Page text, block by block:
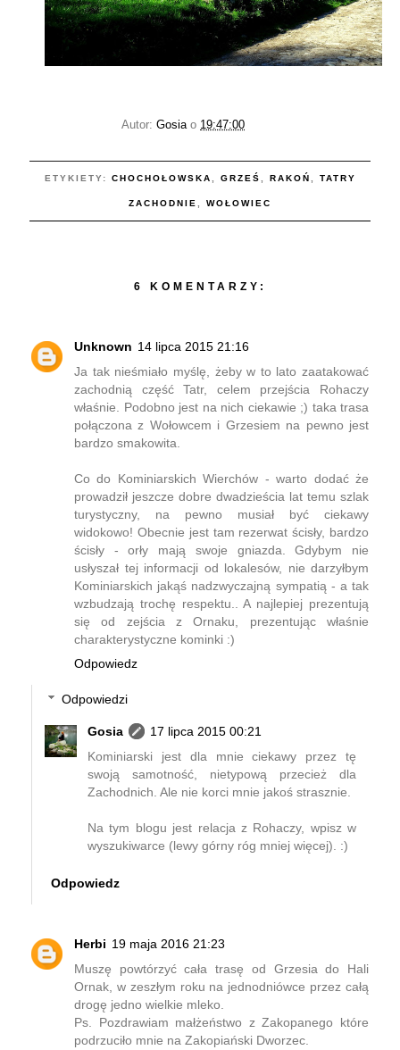
Autor:Gosia o 19:47:00
ETYKIETY: CHOCHOŁOWSKA, GRZEŚ, RAKOŃ, TATRY
ZACHODNIE, WOŁOWIEC
6 KOMENTARZY:
Unknown 14 lipca 2015 21:16
Ja tak nieśmiało myślę, żeby w to lato zaatakować
zachodnią część Tatr, celem przejścia Rohaczy
właśnie. Podobno jest na nich ciekawie ;) taka trasa
połączona z Wołowcem i Grzesiem na pewno jest
bardzo smakowita.
Co do Kominiarskich Wierchów - warto dodać że
prowadził jeszcze dobre dwadzieścia lat temu szlak
turystyczny, na pewno musiał być ciekawy
widokowo! Obecnie jest tam rezerwat ścisły, bardzo
ścisły - orły mają swoje gniazda. Gdybym nie
usłyszał tej informacji od lokalesów, nie darzyłbym
Kominiarskich jakąś nadzwyczajną sympatią - a tak
wzbudzają trochę respektu.. A najlepiej prezentują
się od zejścia z Ornaku, prezentując właśnie
charakterystyczne kominki :)
Odpowiedz
Odpowiedzi
Gosia
17 lipca 2015 00:21
Kominiarski jest dla mnie ciekawy przez tę
swoją samotność, nietypową przecież dla
Zachodnich. Ale nie korci mnie jakoś strasznie.
Na tym blogu jest relacja z Rohaczy, wpisz w
wyszukiwarce (lewy górny róg mniej więcej). :)
Odpowiedz
Herbi 19 maja 2016 21:23
Muszę powtórzyć cała trasę od Grzesia do Hali
Ornak, w zeszłym roku na jednodniówce przez całą
drogę jedno wielkie mleko.
Ps. Pozdrawiam małżeństwo z Zakopanego które
podrzuciło mnie na Zakopiański Dworzec.